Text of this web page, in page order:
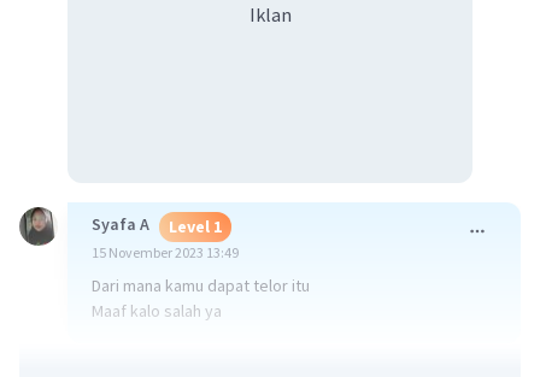
Iklan
Syafa A Level 1
15 November 2023 13:49
Dari mana kamu dapat telor itu
Maaf kalo salah ya